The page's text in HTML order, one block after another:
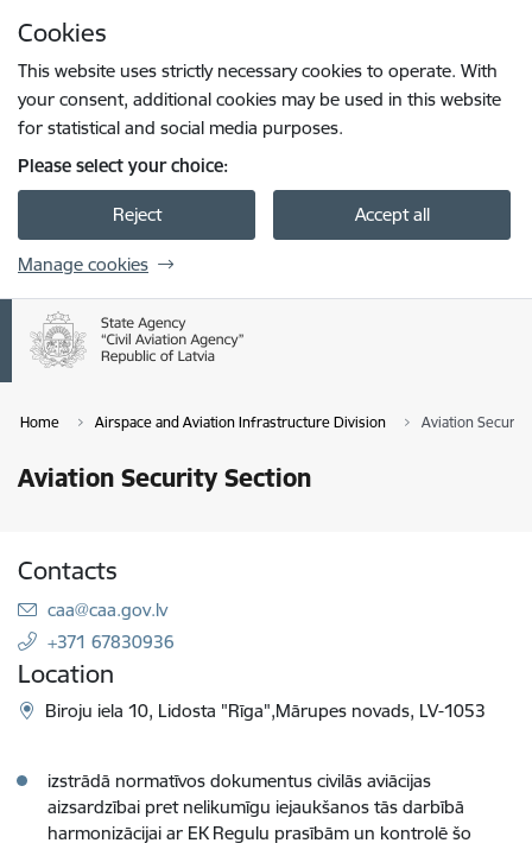
Cookies
This website uses strictly necessary cookies to operate. With
your consent, additional cookies may be used in this website
for statistical and social media purposes.
Please select your choice:
Reject Accept all
Manage cookies
Home Airspace and Aviation Infrastructure Division Aviation
Aviation Security Section
Contacts
E-mail:
caa@caa.gov.lv
+371 67830936
Location
Biroju iela 10, Lidosta "Rīga",Mārupes novads, LV-1053
izstrādā normatīvos dokumentus civilās aviācijas
aizsardzībai pret nelikumīgu iejaukšanos tās darbībā
harmonizācijai ar EK Regulu prasībām un kontrolē šo